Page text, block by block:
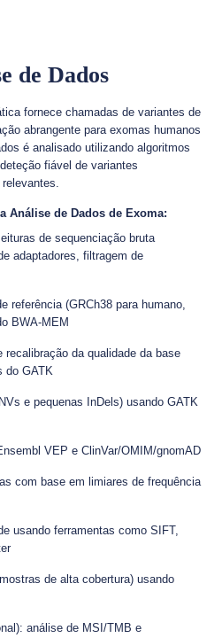
de Dados
fornece chamadas de variantes de
abrangente para exomas humanos
é analisado utilizando algoritmos
fiável de variantes
Análise de Dados de Exoma:
de sequenciação bruta
adaptadores, filtragem de
referência (GRCh38 para humano,
BWA-MEM
recalibração da qualidade da base
do GATK
e pequenas InDels) usando GATK
VEP e ClinVar/OMIM/gnomAD
com base em limiares de frequência
usando ferramentas como SIFT,
de alta cobertura) usando
análise de MSI/TMB e